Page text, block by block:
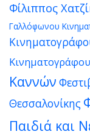
Φίλιππος
Γαλλόφωνου
Καννών
Θεσσαλονίκης
Παιδιά και